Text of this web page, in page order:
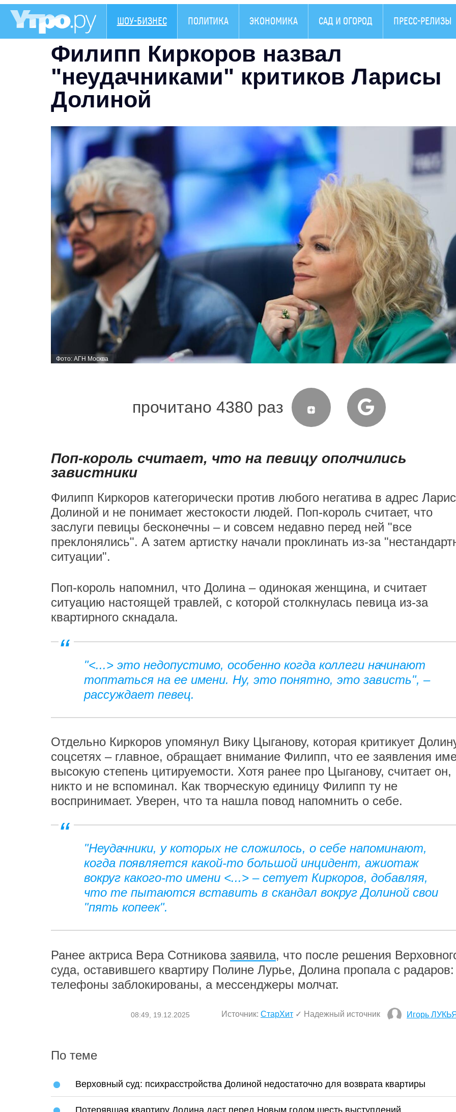
ШОУ-БИЗНЕС ПОЛИТИКА ЭКОНОМИКА САД И ОГОРОД ПРЕСС-РЕЛИЗЫ
Филипп Киркоров назвал
"неудачниками" критиков Ларисы
Долиной
Фото: АГН Москва
прочитано 4380 раз
Поп-король считает, что на певицу ополчились
завистники
Филипп Киркоров категорически против любого негатива в адрес
Долиной и не понимает жестокости людей. Поп-король считает, что
заслуги певицы бесконечны – и совсем недавно перед ней "все
преклонялись". А затем артистку начали проклинать из-за
ситуации".
Поп-король напомнил, что Долина – одинокая женщина, и считает
ситуацию настоящей травлей, с которой столкнулась певица из-за
квартирного скнадала.
"<...> это недопустимо, особенно когда коллеги начинают
топтаться на ее имени. Ну, это понятно, это зависть", –
рассуждает певец.
Отдельно Киркоров упомянул Вику Цыганову, которая критикует
соцсетях – главное, обращает внимание Филипп, что ее заявления
высокую степень цитируемости. Хотя ранее про Цыганову, считает он,
никто и не вспоминал. Как творческую единицу Филипп ту не
воспринимает. Уверен, что та нашла повод напомнить о себе.
"Неудачники, у которых не сложилось, о себе напоминают,
когда появляется какой-то большой инцидент, ажиотаж
вокруг какого-то имени <...> – сетует Киркоров, добавляя,
что те пытаются вставить в скандал вокруг Долиной свои
"пять копеек".
Ранее актриса Вера Сотникова заявила, что после решения
суда, оставившего квартиру Полине Лурье, Долина пропала с радаров:
телефоны заблокированы, а мессенджеры молчат.
08:49, 19.12.2025 Источник: СтарХит ✓ Надежный источник Игорь
По теме
Верховный суд: психрасстройства Долиной недостаточно для возврата квартиры